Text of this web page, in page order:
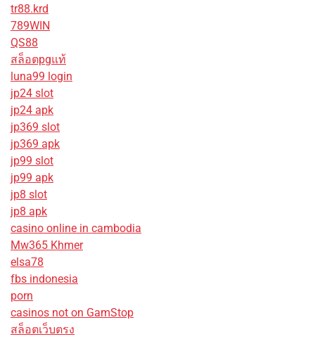
tr88.krd
789WIN
QS88
สล็อตpgแท้
luna99 login
jp24 slot
jp24 apk
jp369 slot
jp369 apk
jp99 slot
jp99 apk
jp8 slot
jp8 apk
casino online in cambodia
Mw365 Khmer
elsa78
fbs indonesia
porn
casinos not on GamStop
สล็อตเว็บตรง